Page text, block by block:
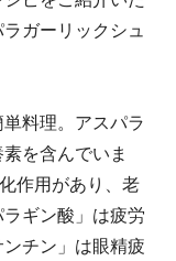
ガーリックシュ
料理。アスパラ
を含んでいま
作用があり、老
ギン酸」は疲労
チン」は眼精疲